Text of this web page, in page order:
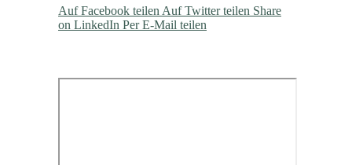
Auf Facebook teilen Auf Twitter teilen Share
on LinkedIn Per E-Mail teilen